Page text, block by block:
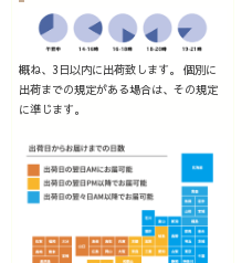
概ね、3日以内に出荷致します。 個別に
出荷までの規定がある場合は、その規定
に準じます。